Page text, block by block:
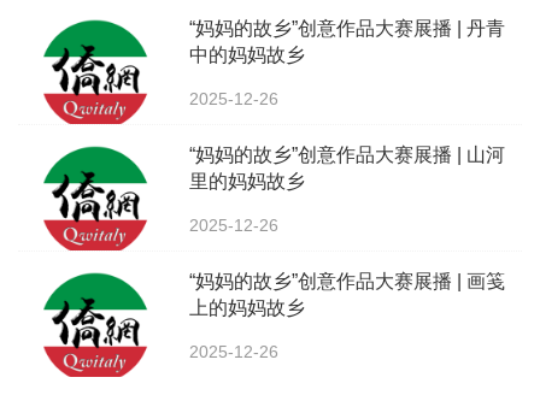
“妈妈的故乡”创意作品大赛展播 | 丹青
中的妈妈故乡
2025-12-26
“妈妈的故乡”创意作品大赛展播 | 山河
里的妈妈故乡
2025-12-26
“妈妈的故乡”创意作品大赛展播 | 画笺
上的妈妈故乡
2025-12-26